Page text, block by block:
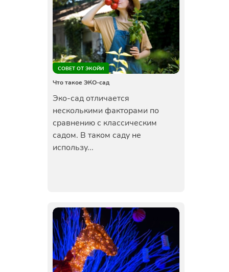
СОВЕТ ОТ ЭКОЙИ
Что такое ЭКО-сад
Эко-сад отличается
несколькими факторами по
сравнению с классическим
садом. В таком саду не
использу...